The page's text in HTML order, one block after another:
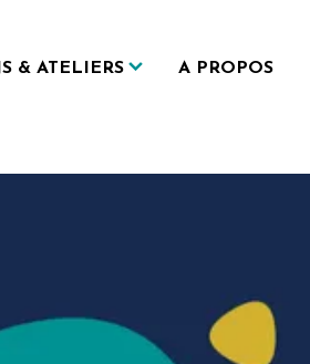
& ATELIERS A PROPOS